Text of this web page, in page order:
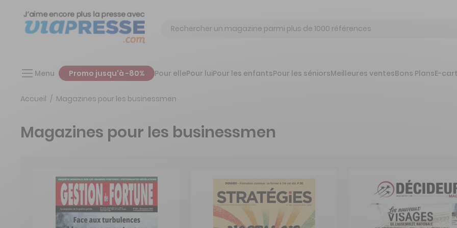
Chercher
Menu Promo jusqu'à -80% Pour ellePour luiPour les enfantsPour les séniorsMeilleures ventesBons PlansE-
Accueil Magazines pour les businessmen
Magazines pour les businessmen